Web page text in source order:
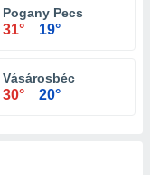
Pogany Pecs
31° 19°
Vásárosbéc
30° 20°